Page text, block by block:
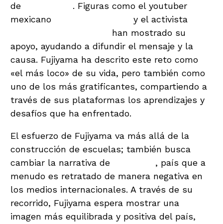
de
. Figuras como el youtuber
mexicano
y el activista
han mostrado su
apoyo, ayudando a difundir el mensaje y la
causa. Fujiyama ha descrito este reto como
«el más loco» de su vida, pero también como
uno de los más gratificantes, compartiendo a
través de sus plataformas los aprendizajes y
desafíos que ha enfrentado.
El esfuerzo de Fujiyama va más allá de la
construcción de escuelas; también busca
cambiar la narrativa de
, país que a
menudo es retratado de manera negativa en
los medios internacionales. A través de su
recorrido, Fujiyama espera mostrar una
imagen más equilibrada y positiva del país,